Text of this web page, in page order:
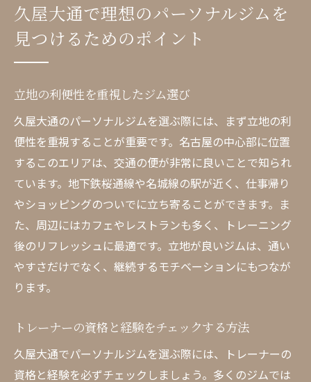
プライバシーを守るための施設の工夫
料金プランとサービス内容の比較
久屋大通のパーソナルジムが選ばれる理由とは
専門知識豊富なトレーナーによる指導
個々の目標に合わせたカスタマイズプラン
快適で清潔なトレーニング環境
最新のフィットネス機器の導入
利用者の声に基づいた高評価の理由
アクセスの良さと通いやすさ
久屋大通のパーソナルジムで理想の体型を手に
入れよう
効果的なトレーニングメニューの提案
食事指導と栄養管理のサポート
モチベーションを維持する方法
久屋大通で理想のパーソナルジムを
見つけるためのポイント
立地の利便性を重視したジム選び
久屋大通のパーソナルジムを選ぶ際には、まず立地の利
便性を重視することが重要です。名古屋の中心部に位置
するこのエリアは、交通の便が非常に良いことで知られ
ています。地下鉄桜通線や名城線の駅が近く、仕事帰り
やショッピングのついでに立ち寄ることができます。ま
た、周辺にはカフェやレストランも多く、トレーニング
後のリフレッシュに最適です。立地が良いジムは、通い
やすさだけでなく、継続するモチベーションにもつなが
ります。
トレーナーの資格と経験をチェックする方法
久屋大通でパーソナルジムを選ぶ際には、トレーナーの
資格と経験を必ずチェックしましょう。多くのジムでは